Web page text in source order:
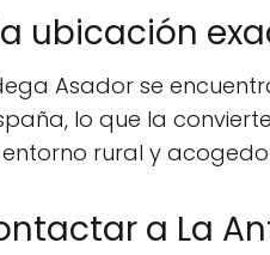
ubicación
Asador se
lo que la
rural y
a La